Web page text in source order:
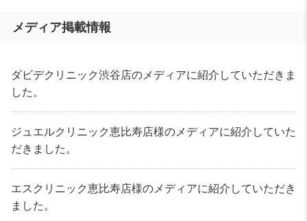
メディア掲載情報
ダビデクリニック渋谷店のメディアに紹介していただきま
した。
ジュエルクリニック恵比寿店様のメディアに紹介していた
だきました。
エスクリニック恵比寿店様のメディアに紹介していただき
ました。